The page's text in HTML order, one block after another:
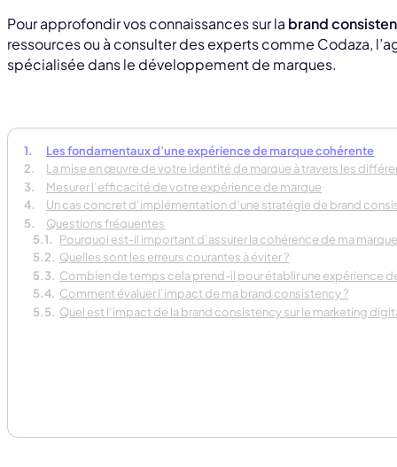
Pour approfondir vos connaissances sur la brand
ressources ou à consulter des experts comme Codaza,
spécialisée dans le développement de marques.
Les fondamentaux d’une expérience de marque cohérente
La mise en œuvre de votre identité de marque à travers les
Mesurer l’efficacité de votre expérience de marque
Un cas concret d’implémentation d’une stratégie de brand
Questions fréquentes
Pourquoi est-il important d’assurer la cohérence de ma
Quelles sont les erreurs courantes à éviter ?
Combien de temps cela prend-il pour établir une expérience
Comment évaluer l’impact de ma brand consistency ?
Quel est l’impact de la brand consistency sur le marketing